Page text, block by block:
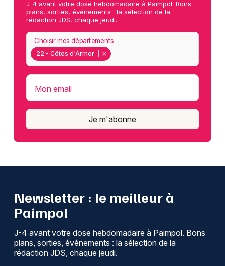
J-4 avant votre dose hebdomadaire à Paimpol. Bons
plans, sorties, événements : la sélection de la
rédaction JDS, chaque jeudi.
22 - Côtes d'Armor
Choisir mes départements
Mon email
Je m'abonne
Newsletter : le meilleur à
Paimpol
J-4 avant votre dose hebdomadaire à Paimpol. Bons
plans, sorties, événements : la sélection de la
rédaction JDS, chaque jeudi.